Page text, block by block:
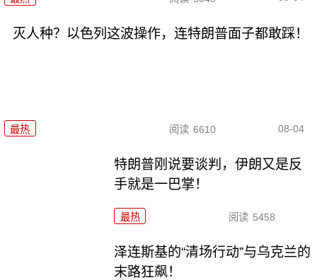
灭人种？以色列这波操作，连特朗普面子都敢踩！
最热 阅读 6610 08-04
特朗普刚说要谈判，伊朗又是反
手就是一巴掌！
最热 阅读 5458
泽连斯基的“清场行动”与乌克兰的
末路狂飙！